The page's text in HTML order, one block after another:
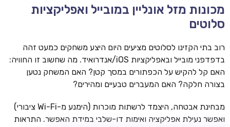
חינם על ההפקדות הראשונות
MEGAPARI
בונוס קבלת פנים: עד 125% בונוס עד €450 + 250 ספינים חינם
WAZBEE
חבילת קבלת פנים: עד 280% בונוס עד €2,200 + 230 ספינים
מכונות מזל אונליין במובייל ואפליקציות
סלוטים
רוב בתי הקזינו לסלוטים מציעים היום היצע משחקים כמעט זהה
בדפדפני מובייל ובאפליקציות iOS/אנדרואיד. מה שחשוב זו החוויה:
האם קל להקיש על הכפתורים במסך קטן? האם המשחק נטען
בצורה חלקה? האם המעברים טבעיים ומהירים?
מבחינת אבטחה, היצמד לרשתות מוכרות (הימנע מ-Wi-Fi ציבורי)
ואפשר נעילת אפליקציה ואימות דו-שלבי במידת האפשר. התראות